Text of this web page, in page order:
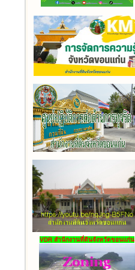
VDR สำนักงานที่ดินจังหวัดขอนแก่น